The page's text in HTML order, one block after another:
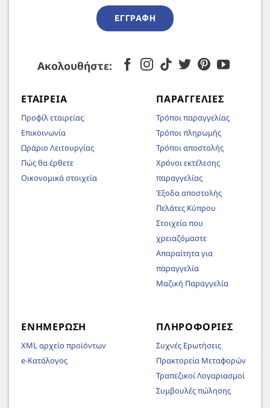
ΕΓΓΡΑΦΉ
Ακολουθήστε:
ΕΤΑΙΡΕΊΑ
Προφίλ εταιρείας
Επικοινωνία
Ωράριο Λειτουργίας
Πώς θα έρθετε
Οικονομικά στοιχεία
ΠΑΡΑΓΓΕΛΊΕΣ
Τρόποι παραγγελίας
Τρόποι πληρωμής
Τρόποι αποστολής
Χρόνοι εκτέλεσης
παραγγελίας
Έξοδα αποστολής
Πελάτες Κύπρου
Στοιχεία που
χρειαζόμαστε
Απαραίτητα για
παραγγελία
Μαζική Παραγγελία
ΕΝΗΜΈΡΩΣΗ
XML αρχείο προϊόντων
e-Κατάλογος
ΠΛΗΡΟΦΟΡΊΕΣ
Συχνές Ερωτήσεις
Πρακτορεία Μεταφορών
Τραπεζικοί Λογαριασμοί
Συμβουλές πώλησης